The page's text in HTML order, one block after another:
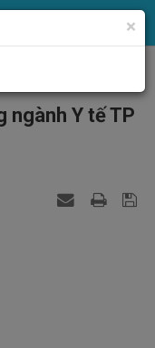
ngành Y tế TP
×